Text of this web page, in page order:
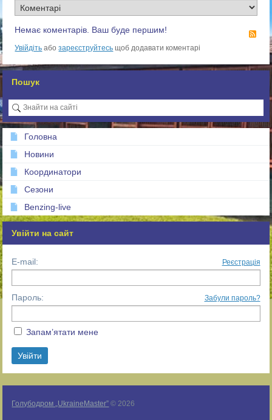
Немає коментарів. Ваш буде першим!
Увійдіть абозареєструйтесь щоб додавати коментарі
Пошук
Головна
Новини
Координатори
Сезони
Benzing-live
Увійти на сайт
E-mail: Реєстрація
Пароль: Забули пароль?
Запам’ятати мене
Голубодром „UkraineMaster” © 2026